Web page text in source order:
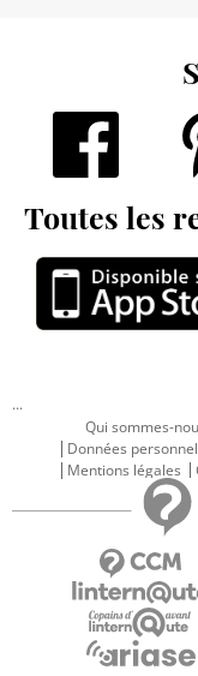
Toutes les
...
Qui sommes-
Données
Mentions légales